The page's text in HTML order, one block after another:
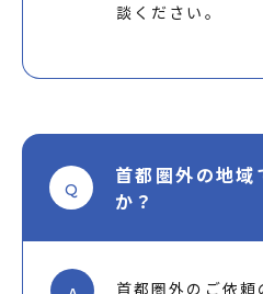
談ください。
Q
首都圏外の地域
か？
首都圏外のご依頼